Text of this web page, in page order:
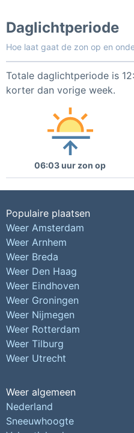
Daglichtperiode
Hoe laat gaat de zon op en
Totale daglichtperiode is
korter dan vorige week.
06:03 uur zon op
Populaire plaatsen
Weer Amsterdam
Weer Arnhem
Weer Breda
Weer Den Haag
Weer Eindhoven
Weer Groningen
Weer Nijmegen
Weer Rotterdam
Weer Tilburg
Weer Utrecht
Weer algemeen
Nederland
Sneeuwhoogte